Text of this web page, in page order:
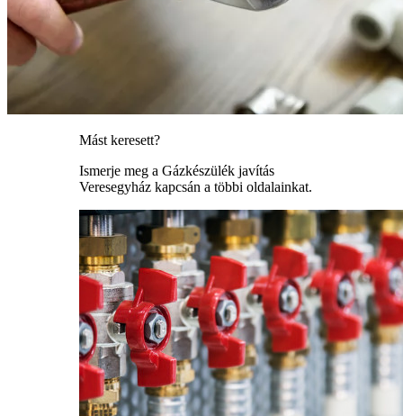
Mást keresett?
Ismerje meg a Gázkészülék javítás
Veresegyház kapcsán a többi oldalainkat.